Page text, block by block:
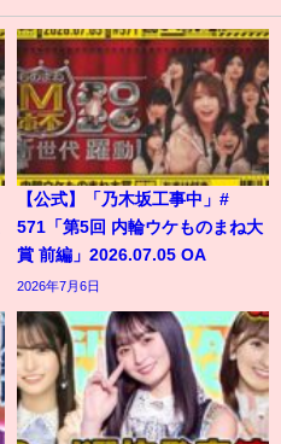
【公式】「乃木坂工事中」#
571「第5回 内輪ウケものまね大
賞 前編」2026.07.05 OA
2026年7月6日